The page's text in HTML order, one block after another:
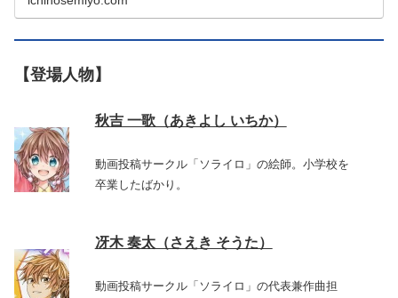
【登場人物】
秋吉 一歌（あきよし いちか）
動画投稿サークル「ソライロ」の絵師。小学校を
卒業したばかり。
冴木 奏太（さえき そうた）
動画投稿サークル「ソライロ」の代表兼作曲担